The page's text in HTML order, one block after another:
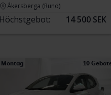
Åkersberga (Runö)
Höchstgebot: 14 500 SEK
Montag 10